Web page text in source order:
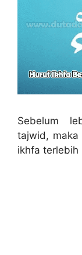
Sebelum
tajwid, maka
ikhfa terlebih